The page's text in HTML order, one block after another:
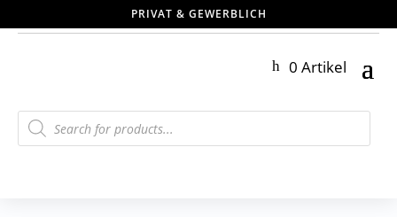
PRIVAT & GEWERBLICH
0 Artikel
Products
search